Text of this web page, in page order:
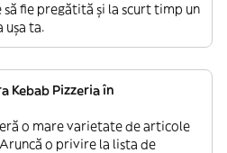
fie pregătită și la scurt timp un
ușa ta.
Kebab Pizzeria în
o mare varietate de articole
o privire la lista de